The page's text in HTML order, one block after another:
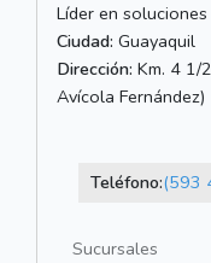
Líder en
Ciudad: Guayaquil
Dirección: Km. 4 1/
Avícola Fernández)
Teléfono:(593
Sucursales